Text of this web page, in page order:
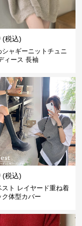
(税込)
シャギーニットチュニ
ィース 長袖
(税込)
スト レイヤード重ね着
ク体型カバー